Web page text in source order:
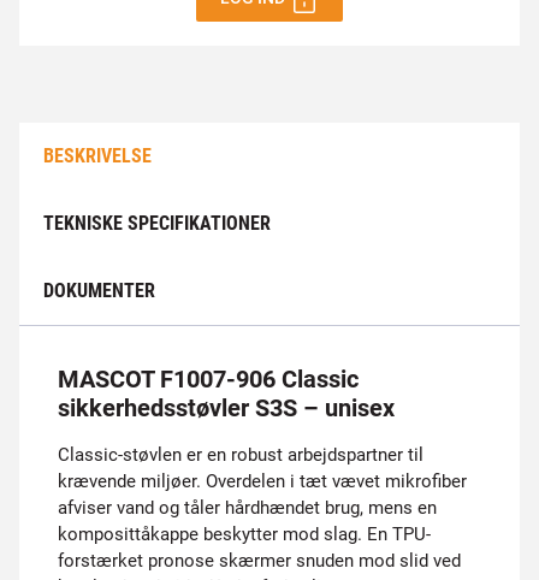
BESKRIVELSE
TEKNISKE SPECIFIKATIONER
DOKUMENTER
MASCOT F1007-906 Classic
sikkerhedsstøvler S3S – unisex
Classic-støvlen er en robust arbejdspartner til
krævende miljøer. Overdelen i tæt vævet mikrofiber
afviser vand og tåler hårdhændet brug, mens en
komposit­tåkappe beskytter mod slag. En TPU-
forstærket pronose skærmer snuden mod slid ved